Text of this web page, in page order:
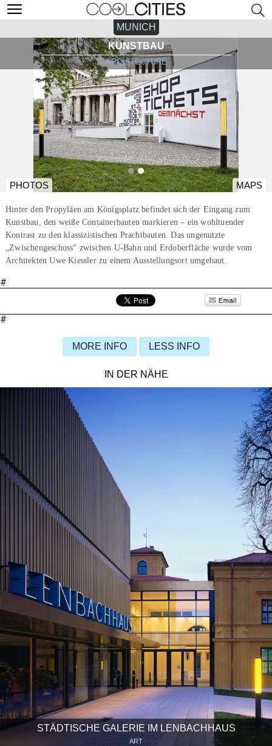
MUNICH
KUNSTBAU
ARCHITECTURE
PHOTOS MAPS
Hinter den Propyläen am Königsplatz befindet sich der Eingang zum
Kunstbau, den weiße Containerbauten markieren – ein wohltuender
Kontrast zu den klassizistischen Prachtbauten. Das ungenutzte
„Zwischengeschoss“ zwischen U-Bahn und Erdoberfläche wurde vom
Architekten Uwe Kiessler zu einem Ausstellungsort umgebaut.
#
#
MORE INFO LESS INFO
IN DER NÄHE
STÄDTISCHE GALERIE IM LENBACHHAUS
ART